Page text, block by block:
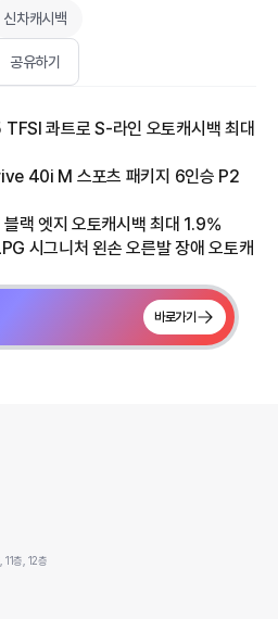
신차캐시백
공유하기
콰트로 S-라인 오토캐시백 최대
40i M 스포츠 패키지 6인승 P2
랙 엣지 오토캐시백 최대 1.9%
시그니처 왼손 오른발 장애 오토캐
바로가기
11층, 12층